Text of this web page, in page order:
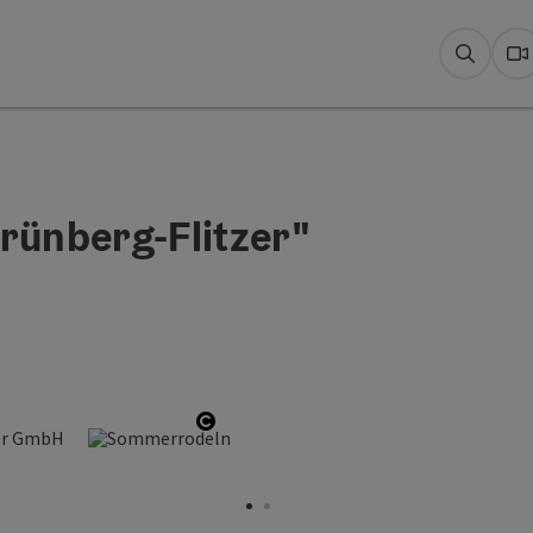
Flitzer"
Copyright öffnen